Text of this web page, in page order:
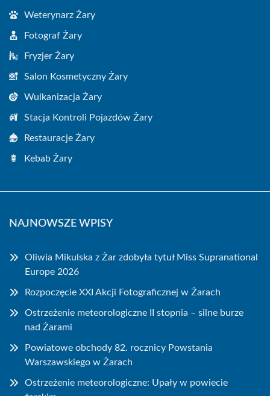
Weterynarz Żary
Fotograf Żary
Fryzjer Żary
Salon Kosmetyczny Żary
Wulkanizacja Żary
Stacja Kontroli Pojazdów Żary
Restauracje Żary
Kebab Żary
NAJNOWSZE WPISY
Oliwia Mikulska z Żar zdobyła tytuł Miss Supranational
Europe 2026
Rozpoczęcie XXI Akcji Fotograficznej w Żarach
Ostrzeżenie meteorologiczne II stopnia – silne burze
nad Żarami
Powiatowe obchody 82. rocznicy Powstania
Warszawskiego w Żarach
Ostrzeżenie meteorologiczne: Upały w powiecie